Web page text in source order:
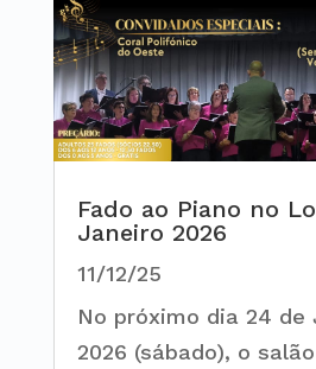
Fado ao Piano no
Janeiro 2026
11/12/25
No próximo dia 24 de
2026 (sábado), o